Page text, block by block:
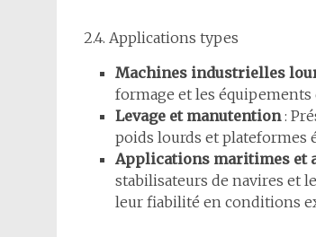
2.4. Applications types
Machines industrielles
formage et les
Levage et manutention:
poids lourds et plateformes
Applications maritimes et
stabilisateurs de navires et
leur fiabilité en conditions